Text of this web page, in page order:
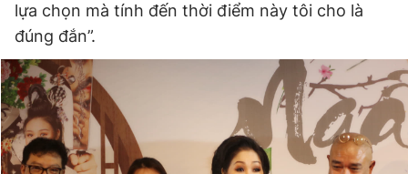
lựa chọn mà tính đến thời điểm này tôi cho là
đúng đắn”.